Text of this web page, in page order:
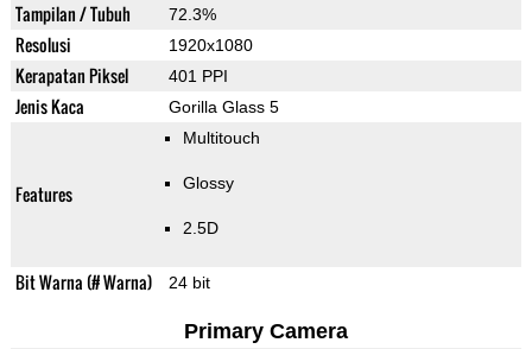
Tampilan / Tubuh 72.3%
Resolusi 1920x1080
Kerapatan Piksel 401 PPI
Jenis Kaca Gorilla Glass 5
Features
Multitouch
Glossy
2.5D
Bit Warna (# Warna) 24 bit
Primary Camera